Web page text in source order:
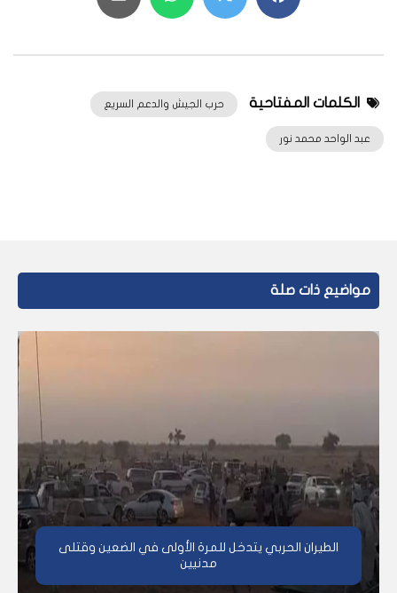
الكلمات المفتاحية حرب الجيش والدعم السريع
عبد الواحد محمد نور
مواضيع ذات صلة
الطيران الحربي يتدخل للمرة الأولى في الضعين وقتلى
مدنيين